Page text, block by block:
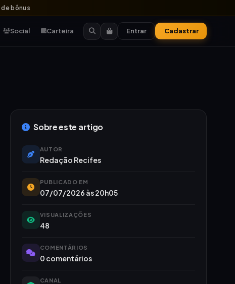
de bônus
Social Carteira Entrar Cadastrar
Sobre este artigo
AUTOR
Redação Recifes
PUBLICADO EM
07/07/2026 às 20h05
VISUALIZAÇÕES
48
COMENTÁRIOS
0 comentários
CANAL